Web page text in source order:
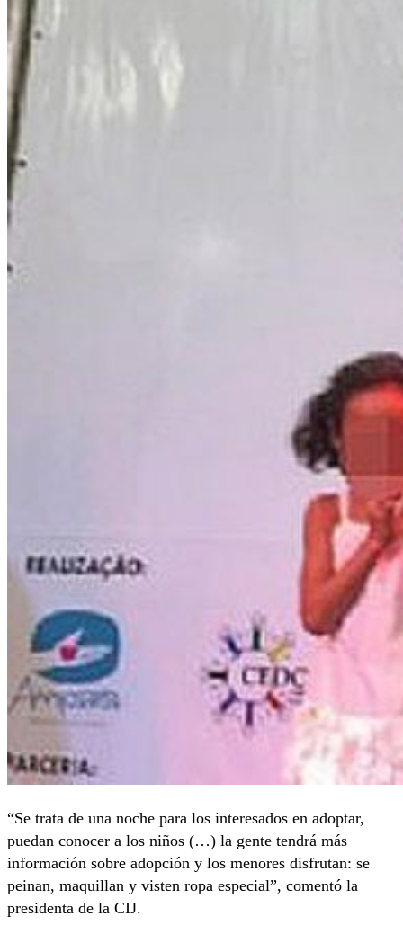
“Se trata de una noche para los interesados en adoptar,
puedan conocer a los niños (…) la gente tendrá más
información sobre adopción y los menores disfrutan: se
peinan, maquillan y visten ropa especial”, comentó la
presidenta de la CIJ.